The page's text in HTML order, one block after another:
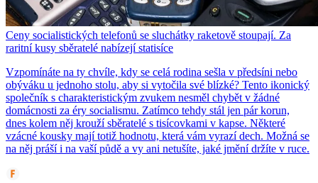
Ceny socialistických telefonů se sluchátky raketově stoupají. Za
raritní kusy sběratelé nabízejí statisíce
Vzpomínáte na ty chvíle, kdy se celá rodina sešla v předsíni nebo
obýváku u jednoho stolu, aby si vytočila své blízké? Tento ikonický
společník s charakteristickým zvukem nesměl chybět v žádné
domácnosti za éry socialismu. Zatímco tehdy stál jen pár korun,
dnes kolem něj krouží sběratelé s tisícovkami v kapse. Některé
vzácné kousky mají totiž hodnotu, která vám vyrazí dech. Možná se
na něj práší i na vaší půdě a vy ani netušíte, jaké jmění držíte v ruce.